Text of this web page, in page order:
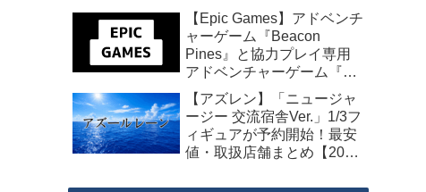
扱店舗まとめ【2027年4月
発売】
【Epic Games】アドベンチ
ャーゲーム『Beacon
Pines』と協力プレイ専用
アドベンチャーゲーム『We
Were Here Together』の無
料配布が来週2026年8月14
日午前0時までの期間限定
で開始！
【アズレン】「ニュージャ
ージー 交流宿舎Ver.」1/3フ
ィギュアが予約開始！最安
値・取扱店舗まとめ【2027